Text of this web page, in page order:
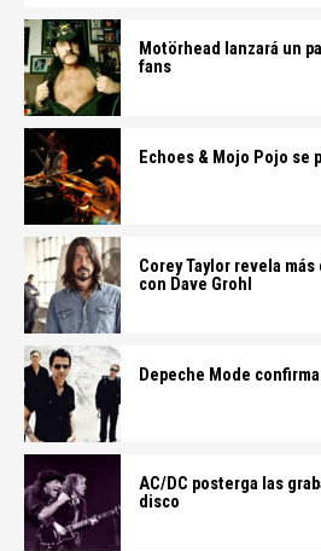
Motörhead lanzará un
fans
Echoes & Mojo Pojo se
Corey Taylor revela
con Dave Grohl
Depeche Mode
AC/DC posterga las
disco